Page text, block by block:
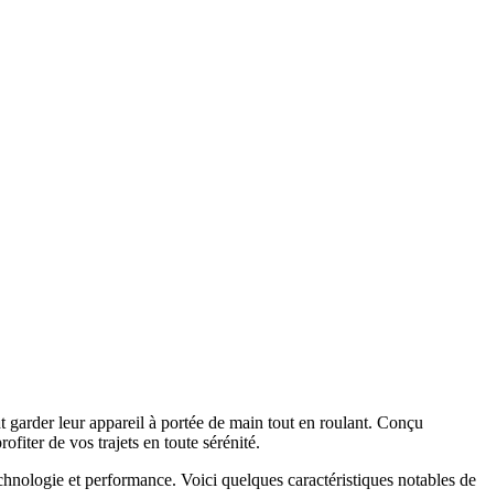
leur appareil à portée de main tout en roulant. Conçu
de vos trajets en toute sérénité.
et performance. Voici quelques caractéristiques notables de